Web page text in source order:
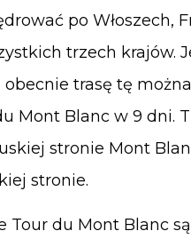
po Włoszech,
trzech krajów.
trasę tę
Mont Blanc w 9 dni.
stronie Mont
stronie.
Tour du Mont Blanc